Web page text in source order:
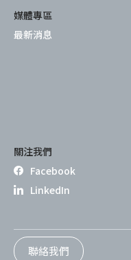
媒體專區
最新消息
關注我們
Facebook
LinkedIn
聯絡我們